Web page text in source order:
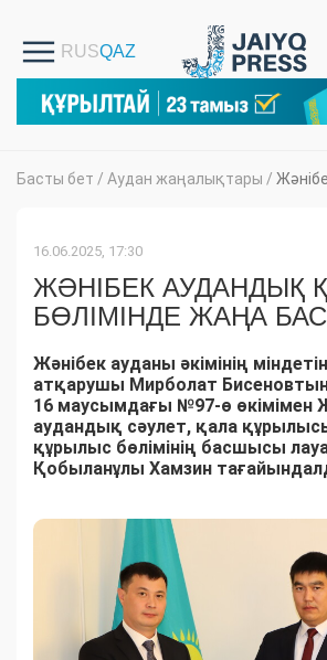
Басты бет / Аудан жаңалықтары /
16.06.2025, 17:30
ЖӘНІБЕК АУДАНДЫҚ
БӨЛІМІНДЕ ЖАҢА
Жәнібек ауданы әкімінің
атқарушы Мирболат
16 маусымдағы №97-ө өкімімен
аудандық сәулет, қала
құрылыс бөлімінің басшысы
Қобыланұлы Хамзин